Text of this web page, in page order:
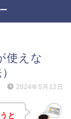
使えな
2024年5月12日
と